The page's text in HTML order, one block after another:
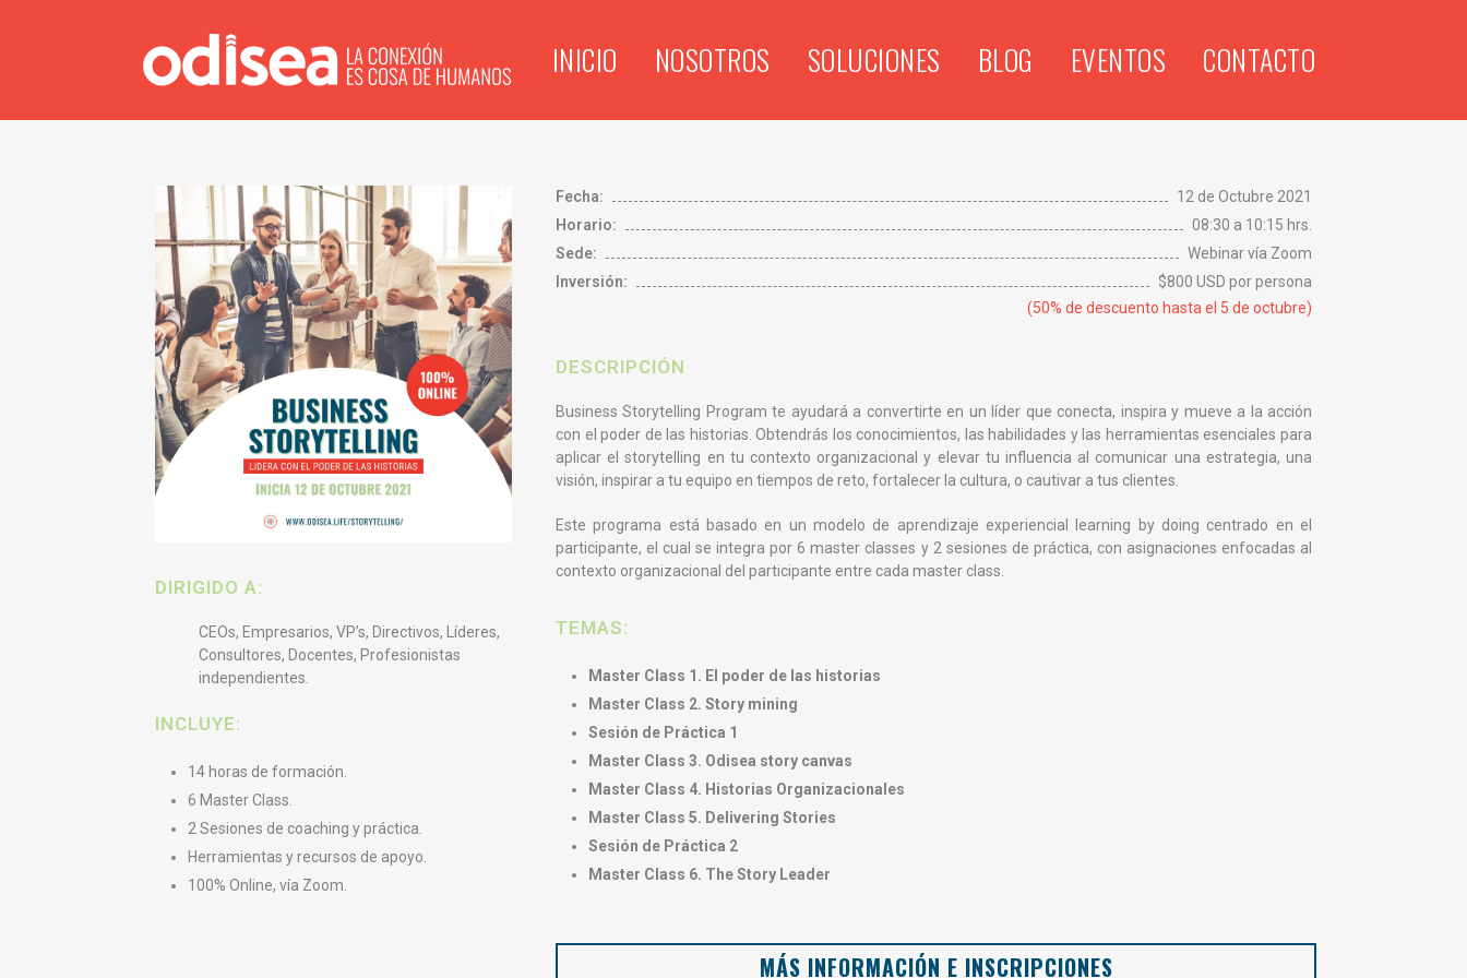
INICIO NOSOTROS SOLUCIONES BLOG EVENTOS CONTACTO
DIRIGIDO A:
CEOs, Empresarios, VP’s, Directivos, Líderes,
Consultores, Docentes, Profesionistas
independientes.
INCLUYE:
14 horas de formación.
6 Master Class.
2 Sesiones de coaching y práctica.
Herramientas y recursos de apoyo.
100% Online, vía Zoom.
Fecha:
12 de Octubre 2021
Horario:
08:30 a 10:15 hrs.
Sede:
Webinar vía Zoom
Inversión:
$800 USD por persona
(50% de descuento hasta el 5 de octubre)
DESCRIPCIÓN
Business Storytelling Program te ayudará a convertirte en un líder que conecta, inspira y mueve a la acción
con el poder de las historias. Obtendrás los conocimientos, las habilidades y las herramientas esenciales para
aplicar el storytelling en tu contexto organizacional y elevar tu influencia al comunicar una estrategia, una
visión, inspirar a tu equipo en tiempos de reto, fortalecer la cultura, o cautivar a tus clientes.
Este programa está basado en un modelo de aprendizaje experiencial learning by doing centrado en el
participante, el cual se integra por 6 master classes y 2 sesiones de práctica, con asignaciones enfocadas al
contexto organizacional del participante entre cada master class.
TEMAS:
Master Class 1. El poder de las historias
Master Class 2. Story mining
Sesión de Práctica 1
Master Class 3. Odisea story canvas
Master Class 4. Historias Organizacionales
Master Class 5. Delivering Stories
Sesión de Práctica 2
Master Class 6. The Story Leader
MÁS INFORMACIÓN E INSCRIPCIONES